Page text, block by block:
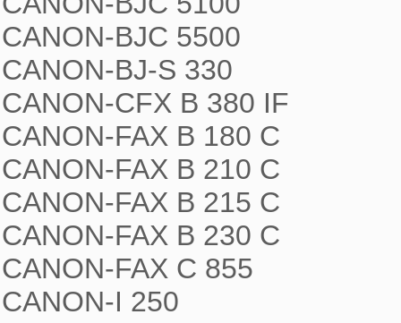
CANON-BJC 5500
CANON-BJ-S 330
CANON-CFX B 380 IF
CANON-FAX B 180 C
CANON-FAX B 210 C
CANON-FAX B 215 C
CANON-FAX B 230 C
CANON-FAX C 855
CANON-I 250